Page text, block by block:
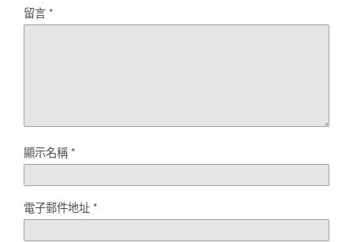
留言*
顯示名稱*
電子郵件地址*